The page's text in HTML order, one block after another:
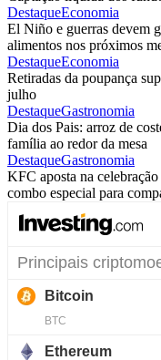
DestaqueEconomia
El Niño e guerras devem
alimentos nos próximos
DestaqueEconomia
Retiradas da poupança
julho
DestaqueGastronomia
Dia dos Pais: arroz de
família ao redor da mesa
DestaqueGastronomia
KFC aposta na
combo especial para